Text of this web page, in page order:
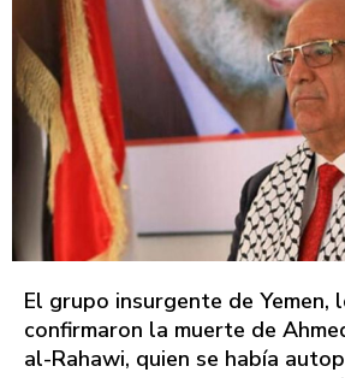
El grupo insurgente de Yemen,
confirmaron la muerte de
al-Rahawi, quien se había